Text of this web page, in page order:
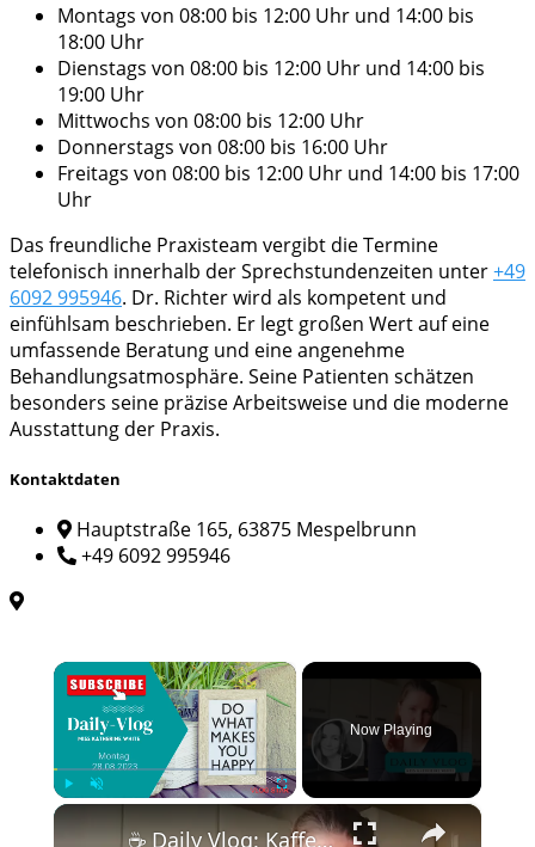
Montags von 08:00 bis 12:00 Uhr und 14:00 bis
18:00 Uhr
Dienstags von 08:00 bis 12:00 Uhr und 14:00 bis
19:00 Uhr
Mittwochs von 08:00 bis 12:00 Uhr
Donnerstags von 08:00 bis 16:00 Uhr
Freitags von 08:00 bis 12:00 Uhr und 14:00 bis 17:00
Uhr
Das freundliche Praxisteam vergibt die Termine
telefonisch innerhalb der Sprechstundenzeiten unter+49
6092 995946. Dr. Richter wird als kompetent und
einfühlsam beschrieben. Er legt großen Wert auf eine
umfassende Beratung und eine angenehme
Behandlungsatmosphäre. Seine Patienten schätzen
besonders seine präzise Arbeitsweise und die moderne
Ausstattung der Praxis.
Kontaktdaten
Hauptstraße 165, 63875 Mespelbrunn
+49 6092 995946
×
Now Playing
×
☕️ Daily Vlog: Kaffeetasse verlegt & das Ende der Dunkelheit 🌑 | Arbeiten mit falschen Kollegen 😤